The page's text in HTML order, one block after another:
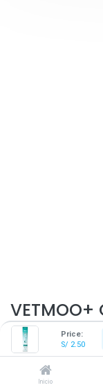
Price:
S/ 2.50
Inicio
VETMOO+
S/